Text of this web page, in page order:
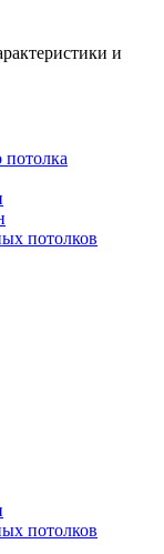
и
потолка
потолков
потолков